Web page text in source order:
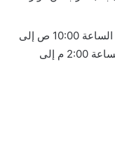
أوقات العمل: من السبت إلى الأحد من الساعة 10:00 ص إلى
الساعة 10:00 م، أما يوم الجمعة من الساعة 2:00 م إلى